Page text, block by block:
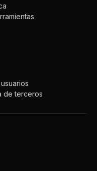
de terceros